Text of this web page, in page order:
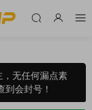
无任何漏点素
会封号！